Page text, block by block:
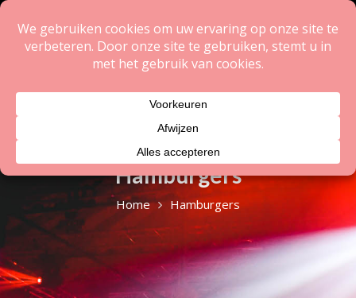
Skip
content
Hamburgers
Home Hamburgers